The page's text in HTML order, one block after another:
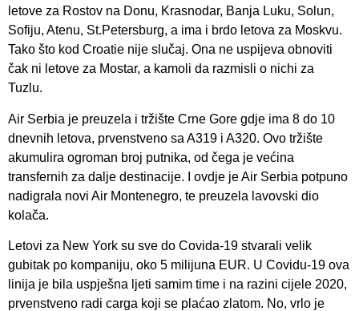
letove za Rostov na Donu, Krasnodar, Banja Luku, Solun,
Sofiju, Atenu, St.Petersburg, a ima i brdo letova za Moskvu.
Tako što kod Croatie nije slučaj. Ona ne uspijeva obnoviti
čak ni letove za Mostar, a kamoli da razmisli o nichi za
Tuzlu.
Air Serbia je preuzela i tržište Crne Gore gdje ima 8 do 10
dnevnih letova, prvenstveno sa A319 i A320. Ovo tržište
akumulira ogroman broj putnika, od čega je većina
transfernih za dalje destinacije. I ovdje je Air Serbia potpuno
nadigrala novi Air Montenegro, te preuzela lavovski dio
kolača.
Letovi za New York su sve do Covida-19 stvarali velik
gubitak po kompaniju, oko 5 milijuna EUR. U Covidu-19 ova
linija je bila uspješna ljeti samim time i na razini cijele 2020,
prvenstveno radi carga koji se plaćao zlatom. No, vrlo je